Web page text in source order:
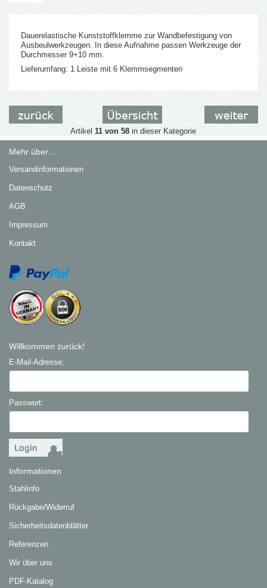
Dauerelastische Kunststoffklemme zur Wandbefestigung von
Ausbeulwerkzeugen. In diese Aufnahme passen Werkzeuge der
Durchmesser 9+10 mm.
Lieferumfang: 1 Leiste mit 6 Klemmsegmenten
Artikel 11 von 58 in dieser Kategorie
Mehr über...
Versandinformationen
Datenschutz
AGB
Impressum
Kontakt
Willkommen zurück!
E-Mail-Adresse:
Passwort:
Informationen
Stahlinfo
Rückgabe/Widerruf
Sicherheitsdatenblätter
Referenzen
Wir über uns
PDF-Katalog